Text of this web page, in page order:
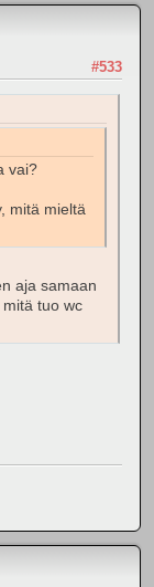
#533
vai?
mitä mieltä
aja samaan
tuo wc